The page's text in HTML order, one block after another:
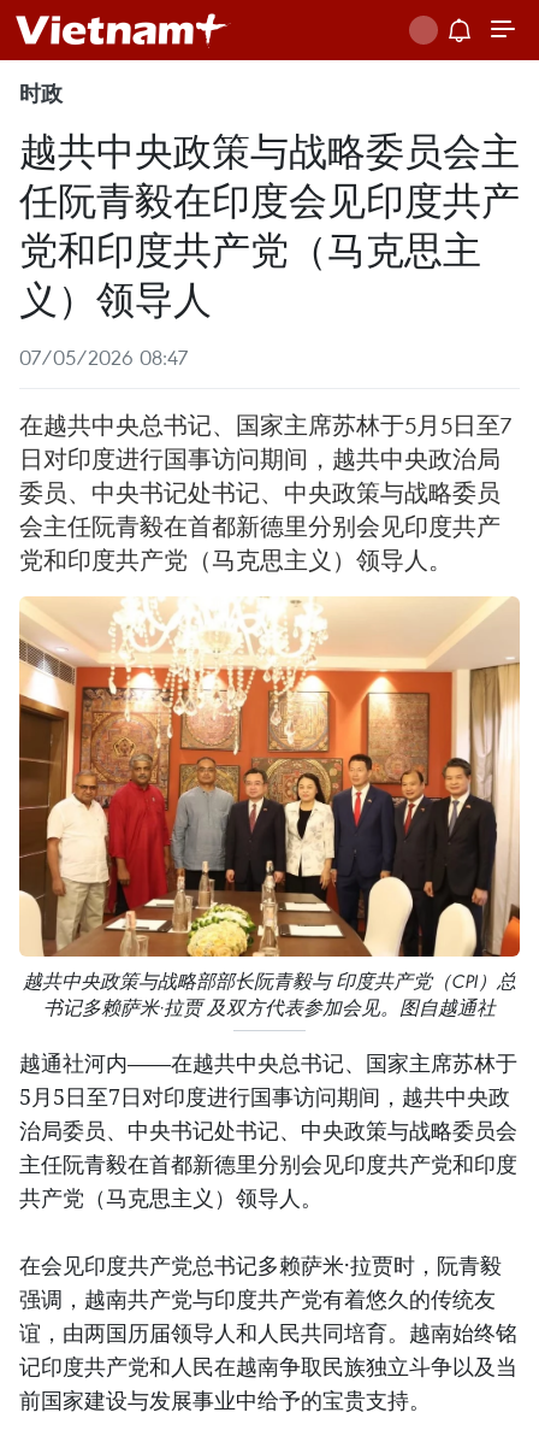
时政
越共中央政策与战略委员会主
任阮青毅在印度会见印度共产
党和印度共产党（马克思主
义）领导人
07/05/2026 08:47
在越共中央总书记、国家主席苏林于5月5日至7
日对印度进行国事访问期间，越共中央政治局
委员、中央书记处书记、中央政策与战略委员
会主任阮青毅在首都新德里分别会见印度共产
党和印度共产党（马克思主义）领导人。
越共中央政策与战略部部长阮青毅与 印度共产党（CPI）总
书记多赖萨米·拉贾 及双方代表参加会见。图自越通社
越通社河内——在越共中央总书记、国家主席苏林于
5月5日至7日对印度进行国事访问期间，越共中央政
治局委员、中央书记处书记、中央政策与战略委员会
主任阮青毅在首都新德里分别会见印度共产党和印度
共产党（马克思主义）领导人。
在会见印度共产党总书记多赖萨米·拉贾时，阮青毅
强调，越南共产党与印度共产党有着悠久的传统友
谊，由两国历届领导人和人民共同培育。越南始终铭
记印度共产党和人民在越南争取民族独立斗争以及当
前国家建设与发展事业中给予的宝贵支持。